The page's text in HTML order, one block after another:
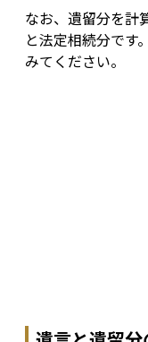
なお、遺留分を計
と法定相続分です
みてください。